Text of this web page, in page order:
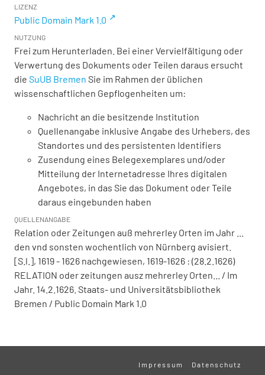
LIZENZ
Public Domain Mark 1.0
NUTZUNG
Frei zum Herunterladen. Bei einer Vervielfältigung oder
Verwertung des Dokuments oder Teilen daraus ersucht
die SuUB Bremen Sie im Rahmen der üblichen
wissenschaftlichen Gepflogenheiten um:
Nachricht an die besitzende Institution
Quellenangabe inklusive Angabe des Urhebers, des
Standortes und des persistenten Identifiers
Zusendung eines Belegexemplares und/oder
Mitteilung der Internetadresse Ihres digitalen
Angebotes, in das Sie das Dokument oder Teile
daraus eingebunden haben
QUELLENANGABE
Relation oder Zeitungen auß mehrerley Orten im Jahr ...
den vnd sonsten wochentlich von Nürnberg avisiert.
[S.l.], 1619 - 1626 nachgewiesen, 1619-1626 : (28.2.1626)
RELATION oder zeitungen ausz mehrerley Orten... / Im
Jahr. 14.2.1626. Staats- und Universitätsbibliothek
Bremen / Public Domain Mark 1.0
Impressum Datenschutz